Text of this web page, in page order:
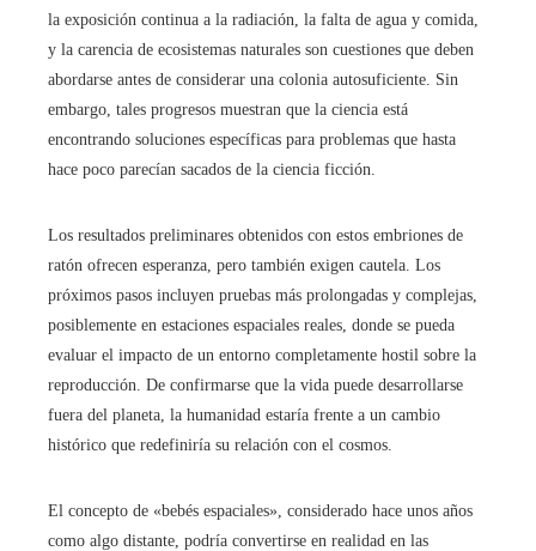
la exposición continua a la radiación, la falta de agua y comida,
y la carencia de ecosistemas naturales son cuestiones que deben
abordarse antes de considerar una colonia autosuficiente. Sin
embargo, tales progresos muestran que la ciencia está
encontrando soluciones específicas para problemas que hasta
hace poco parecían sacados de la ciencia ficción.
Los resultados preliminares obtenidos con estos embriones de
ratón ofrecen esperanza, pero también exigen cautela. Los
próximos pasos incluyen pruebas más prolongadas y complejas,
posiblemente en estaciones espaciales reales, donde se pueda
evaluar el impacto de un entorno completamente hostil sobre la
reproducción. De confirmarse que la vida puede desarrollarse
fuera del planeta, la humanidad estaría frente a un cambio
histórico que redefiniría su relación con el cosmos.
El concepto de «bebés espaciales», considerado hace unos años
como algo distante, podría convertirse en realidad en las